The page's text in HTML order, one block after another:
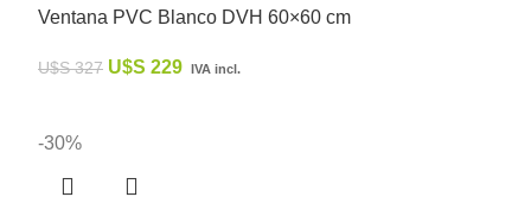
Ventana PVC Blanco DVH 60×60 cm
U$S327 U$S 229 IVA incl.
-30%